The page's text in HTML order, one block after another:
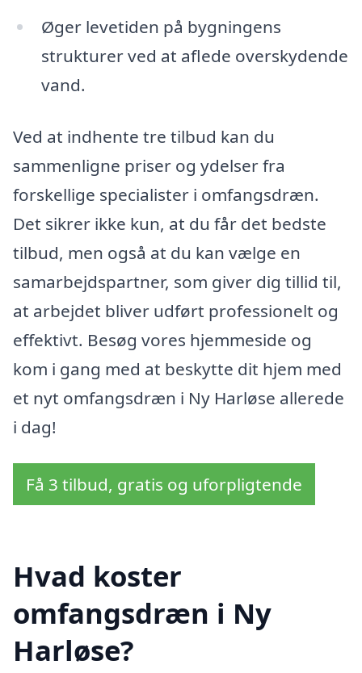
Øger levetiden på bygningens
strukturer ved at aflede overskydende
vand.
Ved at indhente tre tilbud kan du
sammenligne priser og ydelser fra
forskellige specialister i omfangsdræn.
Det sikrer ikke kun, at du får det bedste
tilbud, men også at du kan vælge en
samarbejdspartner, som giver dig tillid til,
at arbejdet bliver udført professionelt og
effektivt. Besøg vores hjemmeside og
kom i gang med at beskytte dit hjem med
et nyt omfangsdræn i Ny Harløse allerede
i dag!
Få 3 tilbud, gratis og uforpligtende
Hvad koster
omfangsdræn i Ny
Harløse?